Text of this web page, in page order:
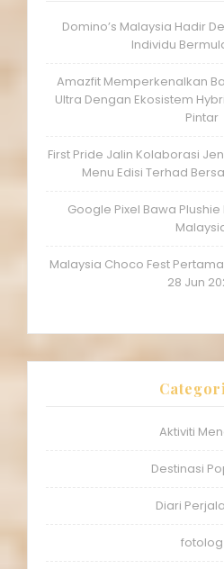
Domino’s Malaysia Hadir
Individu
Amazfit Memperkenalkan
Ultra Dengan Ekosistem
Pintar
First Pride Jalin Kolaborasi
Menu Edisi Terhad
Google Pixel Bawa
Malaysia Choco Fest
28 Jun
Aktiviti
Destinasi
Diari
fotolog